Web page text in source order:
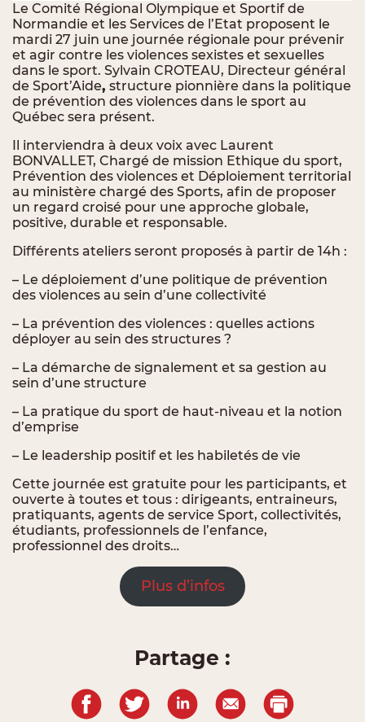
Le Comité Régional Olympique et Sportif de
Normandie et les Services de l’Etat proposent le
mardi 27 juin une journée régionale pour prévenir
et agir contre les violences sexistes et sexuelles
dans le sport. Sylvain CROTEAU, Directeur général
de Sport’Aide, structure pionnière dans la politique
de prévention des violences dans le sport au
Québec sera présent.
Il interviendra à deux voix avec Laurent
BONVALLET, Chargé de mission Ethique du sport,
Prévention des violences et Déploiement territorial
au ministère chargé des Sports, afin de proposer
un regard croisé pour une approche globale,
positive, durable et responsable.
Différents ateliers seront proposés à partir de 14h :
– Le déploiement d’une politique de prévention
des violences au sein d’une collectivité
– La prévention des violences : quelles actions
déployer au sein des structures ?
– La démarche de signalement et sa gestion au
sein d’une structure
– La pratique du sport de haut-niveau et la notion
d’emprise
– Le leadership positif et les habiletés de vie
Cette journée est gratuite pour les participants, et
ouverte à toutes et tous : dirigeants, entraineurs,
pratiquants, agents de service Sport, collectivités,
étudiants, professionnels de l’enfance,
professionnel des droits…
Plus d’infos
Partage :